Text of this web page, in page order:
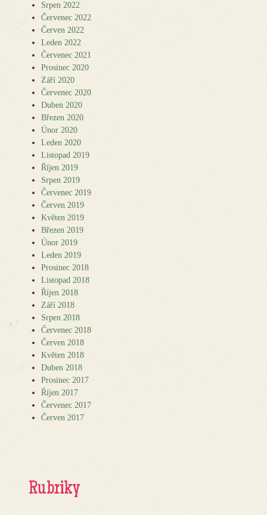
Srpen 2022
Červenec 2022
Červen 2022
Leden 2022
Červenec 2021
Prosinec 2020
Září 2020
Červenec 2020
Duben 2020
Březen 2020
Únor 2020
Leden 2020
Listopad 2019
Říjen 2019
Srpen 2019
Červenec 2019
Červen 2019
Květen 2019
Březen 2019
Únor 2019
Leden 2019
Prosinec 2018
Listopad 2018
Říjen 2018
Září 2018
Srpen 2018
Červenec 2018
Červen 2018
Květen 2018
Duben 2018
Prosinec 2017
Říjen 2017
Červenec 2017
Červen 2017
Rubriky